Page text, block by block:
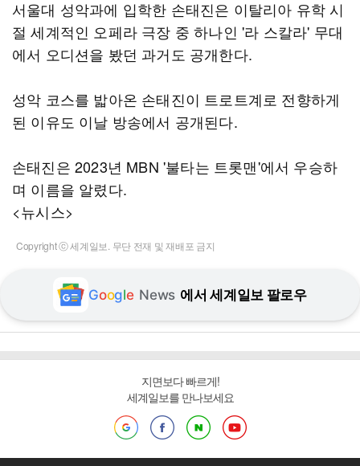
서울대 성악과에 입학한 손태진은 이탈리아 유학 시
절 세계적인 오페라 극장 중 하나인 '라 스칼라' 무대
에서 오디션을 봤던 과거도 공개한다.
성악 코스를 밟아온 손태진이 트로트계로 전향하게
된 이유도 이날 방송에서 공개된다.
손태진은 2023년 MBN '불타는 트롯맨'에서 우승하
며 이름을 알렸다.
<뉴시스>
Copyright ⓒ 세계일보. 무단 전재 및 재배포 금지
Google News 에서 세계일보 팔로우
지면보다 빠르게!
세계일보를 만나보세요